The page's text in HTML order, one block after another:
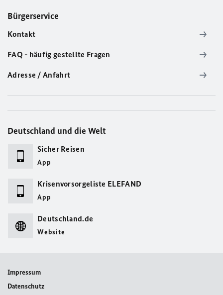
Bürgerservice
Kontakt
FAQ - häufig gestellte Fragen
Adresse / Anfahrt
Deutschland und die Welt
Sicher Reisen
App
Krisenvorsorgeliste ELEFAND
App
Deutschland.de
Website
Impressum
Datenschutz